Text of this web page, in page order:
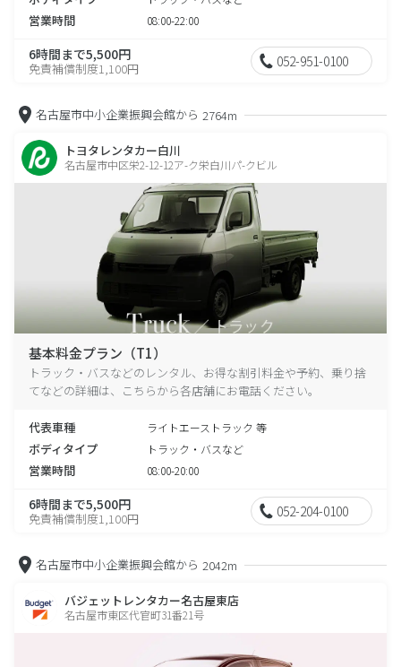
営業時間 08:00-22:00
6時間まで5,500円
免責補償制度1,100円 052-951-0100
名古屋市中小企業振興会館から 2764m
トヨタレンタカー白川
名古屋市中区栄2-12-12ア-ク栄白川パ-クビル
基本料金プラン（T1）
トラック・バスなどのレンタル、お得な割引料金や予約、乗り捨
てなどの詳細は、こちらから各店舗にお電話ください。
代表車種 ライトエーストラック 等
ボディタイプ トラック・バスなど
営業時間 08:00-20:00
6時間まで5,500円
免責補償制度1,100円 052-204-0100
名古屋市中小企業振興会館から 2042m
バジェットレンタカー名古屋東店
名古屋市東区代官町31番21号